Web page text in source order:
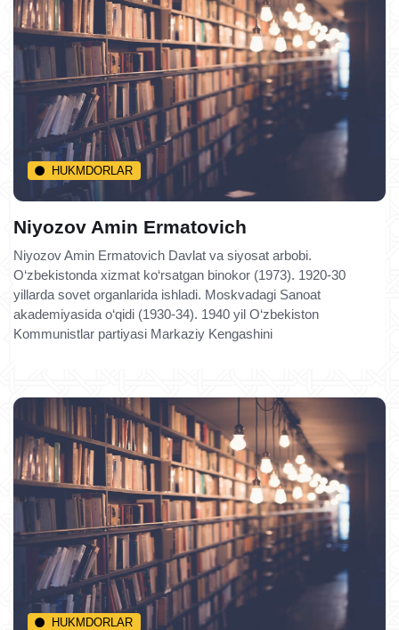
HUKMDORLAR
Niyozov Amin Ermatovich
Niyozov Amin Ermatovich Davlat va siyosat arbobi.
O‘zbekistonda xizmat ko‘rsatgan binokor (1973). 1920-30
yillarda sovet organlarida ishladi. Moskvadagi Sanoat
akademiyasida o‘qidi (1930-34). 1940 yil O‘zbekiston
Kommunistlar partiyasi Markaziy Kengashini
HUKMDORLAR